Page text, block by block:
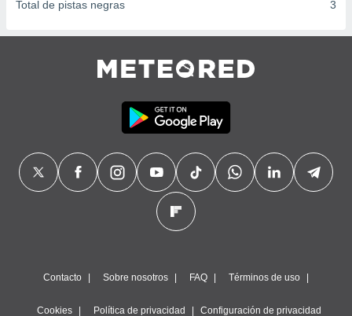
Total de pistas negras 3
Contacto Sobre nosotros FAQ Términos de uso
Cookies Política de privacidad Configuración de privacidad